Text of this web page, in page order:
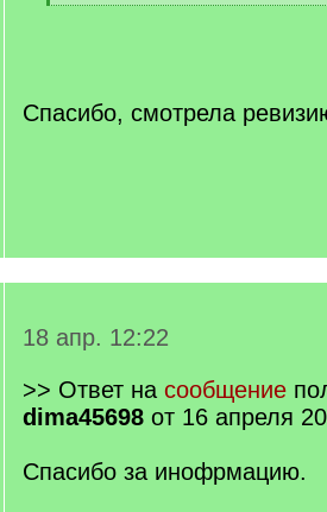
[
Спасибо, смотрела
18 апр. 12:22
>> Ответ на сообщение
dima45698 от 16 апреля
Спасибо за инофрмацию.